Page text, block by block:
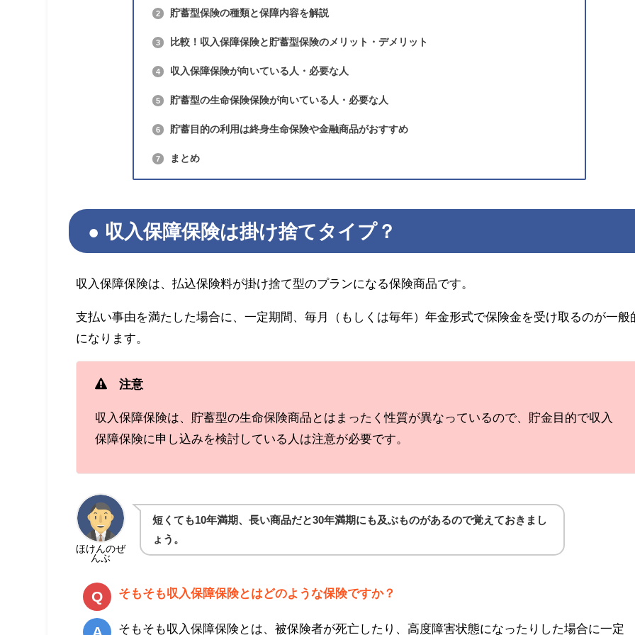
2 貯蓄型保険の種類と保障内容を解説
3 比較！収入保障保険と貯蓄型保険のメリット・デメリット
4 収入保障保険が向いている人・必要な人
5 貯蓄型の生命保険保険が向いている人・必要な人
6 貯蓄目的の利用は終身生命保険や金融商品がおすすめ
7 まとめ
収入保障保険は掛け捨てタイプ？
収入保障保険は、払込保険料が掛け捨て型のプランになる保険商品です。
支払い事由を満たした場合に、一定期間、毎月（もしくは毎年）年金形式で保険金を受け取るのが一般
になります。
注意
収入保障保険は、貯蓄型の生命保険商品とはまったく性質が異なっているので、貯金目的で収入
保障保険に申し込みを検討している人は注意が必要です。
ほけんのぜ
んぶ
短くても10年満期、長い商品だと30年満期にも及ぶものがあるので覚えておきまし
ょう。
そもそも収入保障保険とはどのような保険ですか？
そもそも収入保障保険とは、被保険者が死亡したり、高度障害状態になったりした場合に一定